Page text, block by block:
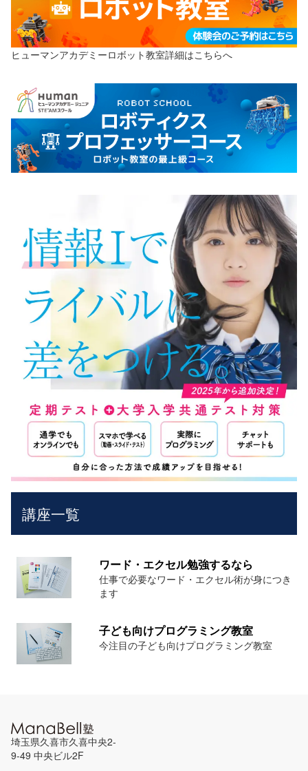
ヒューマンアカデミーロボット教室詳細はこちらへ
講座一覧
ワード・エクセル勉強するなら
仕事で必要なワード・エクセル術が身につき
ます
子ども向けプログラミング教室
今注目の子ども向けプログラミング教室
埼玉県久喜市久喜中央2-
9-49 中央ビル2F